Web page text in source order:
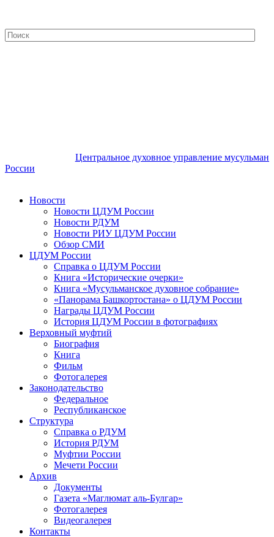
Центральное духовное управление мусульман
России
Новости
Новости ЦДУМ России
Новости РДУМ
Новости РИУ ЦДУМ России
Обзор СМИ
ЦДУМ России
Справка о ЦДУМ России
Книга «Исторические очерки»
Книга «Мусульманское духовное собрание»
«Панорама Башкортостана» о ЦДУМ России
Награды ЦДУМ России
История ЦДУМ России в фотографиях
Верховный муфтий
Биография
Книга
Фильм
Фотогалерея
Законодательство
Федеральное
Республиканское
Структура
Справка о РДУМ
История РДУМ
Муфтии России
Мечети России
Архив
Документы
Газета «Маглюмат аль-Булгар»
Фотогалерея
Видеогалерея
Контакты